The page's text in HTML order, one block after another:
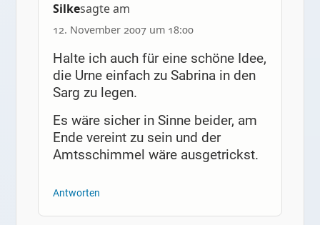
Silkesagte am
12. November 2007 um 18:00
Halte ich auch für eine schöne Idee,
die Urne einfach zu Sabrina in den
Sarg zu legen.
Es wäre sicher in Sinne beider, am
Ende vereint zu sein und der
Amtsschimmel wäre ausgetrickst.
Antworten